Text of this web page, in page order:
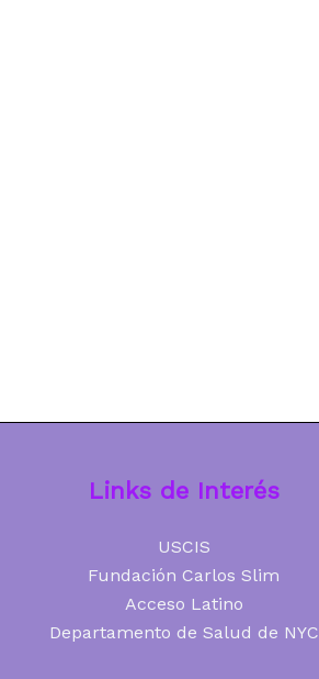
Links de Interés
USCIS
Fundación Carlos Slim
Acceso Latino
Departamento de Salud de NYC